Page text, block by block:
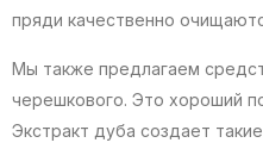
пряди качественно
Мы также предлагаем
черешкового. Это хороший
Экстракт дуба создает